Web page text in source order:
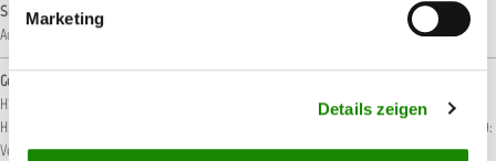
Marketing
Details zeigen
Signalwort
Achtung!
Gefahrenhinweise
H226: Flüssigkeit und Dampf entzündbar.
H302: Gesundheitsschädlich bei Verschlucken.
H315: Verursacht Hautreizungen.
H319:
Verursacht schwere Augenreizung.